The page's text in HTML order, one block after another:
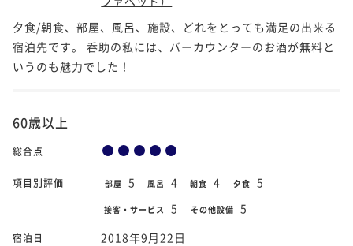
夕食/朝食、部屋、風呂、施設、どれをとっても満足の出来る
宿泊先です。 呑助の私には、バーカウンターのお酒が無料と
いうのも魅力でした！
60歳以上
総合点
項目別評価 部屋 5 風呂 4 朝食 4 夕食 5
接客・サービス 5 その他設備 5
宿泊日 2018年9月22日